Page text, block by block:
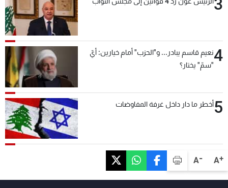
A+
A-
4نعيم قاسم يبادر... و"الحزب" أمام خيارين: أيّ
"سمّ" يختار؟
5أخطر ما دار داخل غرفة المفاوضات